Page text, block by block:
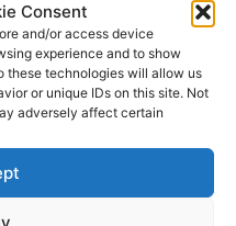
Consent
and/or access device
experience and to show
these technologies will allow us
or unique IDs on this site. Not
adversely affect certain